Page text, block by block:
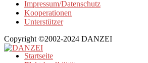
Impressum/Datenschutz
Kooperationen
Unterstützer
Copyright ©2002-2024 DANZEI
Startseite